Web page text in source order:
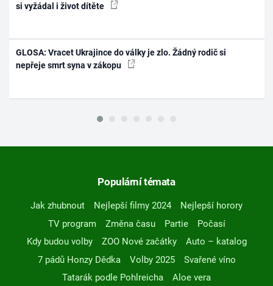
si vyžádal i život dítěte
GLOSA: Vracet Ukrajince do války je zlo. Žádný rodič si
nepřeje smrt syna v zákopu
Populární témata
Jak zhubnout Nejlepší filmy 2024
Nejlepší horory
TV program
Změna času Partie
Počasí
Kdy budou volby
ZOO Nové začátky
Auto – katalog
7 pádů Honzy Dědka
Volby 2025
Svařené víno
Tatarák podle Pohlreicha
Aloe vera